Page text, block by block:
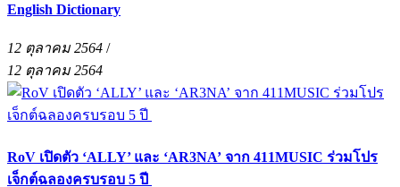
English Dictionary
12 ตุลาคม 2564 /
12 ตุลาคม 2564
RoV เปิดตัว ‘ALLY’ และ ‘AR3NA’ จาก 411MUSIC ร่วมโปร
เจ็กต์ฉลองครบรอบ 5 ปี